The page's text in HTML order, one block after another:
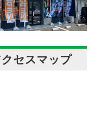
セスマップ